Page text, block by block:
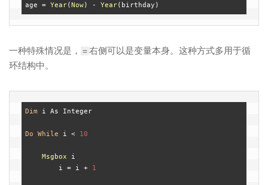
age = Year(Now) - Year
一种特殊情况是， = 右侧可以是变量本身。这种方式多用于循
环结构中。
Dim i As Integer
Do While i < 10
Msgbox i
	i = i +
1